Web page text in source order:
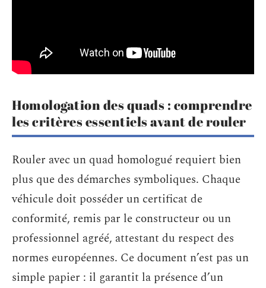
Homologation des quads : comprendre
les critères essentiels avant de rouler
Rouler avec un quad homologué requiert bien
plus que des démarches symboliques. Chaque
véhicule doit posséder un certificat de
conformité, remis par le constructeur ou un
professionnel agréé, attestant du respect des
normes européennes. Ce document n’est pas un
simple papier : il garantit la présence d’un